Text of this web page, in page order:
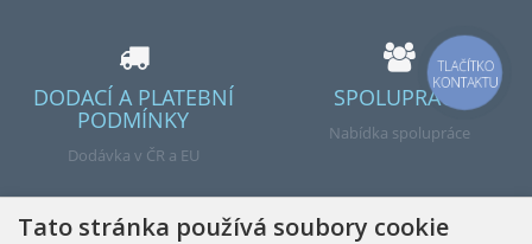
DODACÍ A PLATEBNÍ
PODMÍNKY
Dodávka v ČR a EU
SPOLUPRÁCE
Nabídka spolupráce
Tato stránka používá soubory cookie
TLAČÍTKO
KONTAKTU